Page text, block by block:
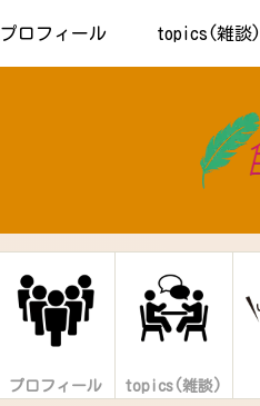
プロフィール topics(雑談)
プロフィール topics(雑談)